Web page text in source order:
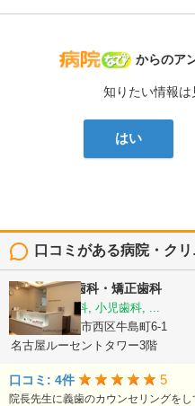
病院なび
からのア
知りたい情報
はい
口コミがある病院・クリ
ルーセント歯科・矯正歯科
歯科, 矯正歯科, 小児歯科, ...
愛知県名古屋市西区牛島町6-1
名古屋ルーセントタワー3階
口コミ: 4件 5
院長先生に義歯のカウンセリングを